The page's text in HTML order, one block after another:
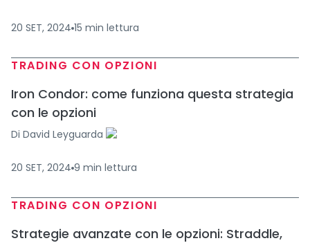
20 SET, 2024 15 min lettura
TRADING CON OPZIONI
Iron Condor: come funziona questa strategia
con le opzioni
Di David Leyguarda
20 SET, 2024 9 min lettura
TRADING CON OPZIONI
Strategie avanzate con le opzioni: Straddle,